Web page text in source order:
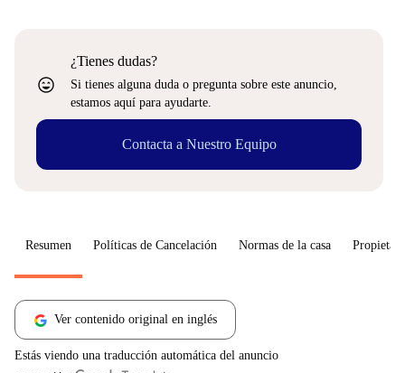
sentiment_very_satisfied
¿Tienes dudas?
Si tienes alguna duda o pregunta sobre este anuncio,
estamos aquí para ayudarte.
Contacta a Nuestro Equipo
Resumen Políticas de Cancelación Normas de la casa
Ver contenido original en inglés
Estás viendo una traducción automática del anuncio